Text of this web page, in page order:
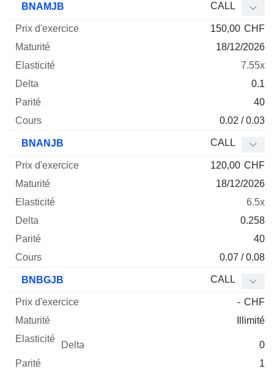
BNAMJB CALL
150,00 CHF
18/12/2026
7.55x
0.1
40
0.02 / 0.03
BNANJB CALL
120,00 CHF
18/12/2026
6.5x
0.258
40
0.07 / 0.08
BNBGJB CALL
- CHF
Illimité
0
1